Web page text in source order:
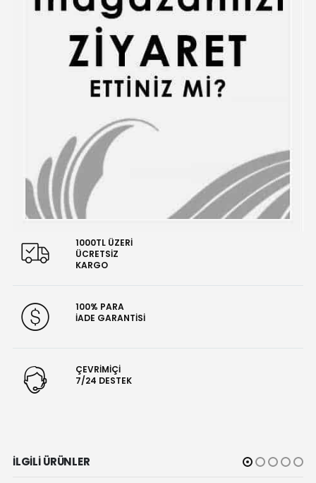
1000TL ÜZERİ
ÜCRETSİZ
KARGO
100% PARA
İADE GARANTİSİ
ÇEVRİMİÇİ
7/24 DESTEK
İLGILI ÜRÜNLER